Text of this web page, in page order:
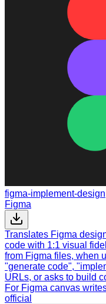
figma-implement-design
Figma
Translates Figma
code with 1:1 visual
from Figma files, when
"generate code",
URLs, or asks to build
For Figma canvas
official